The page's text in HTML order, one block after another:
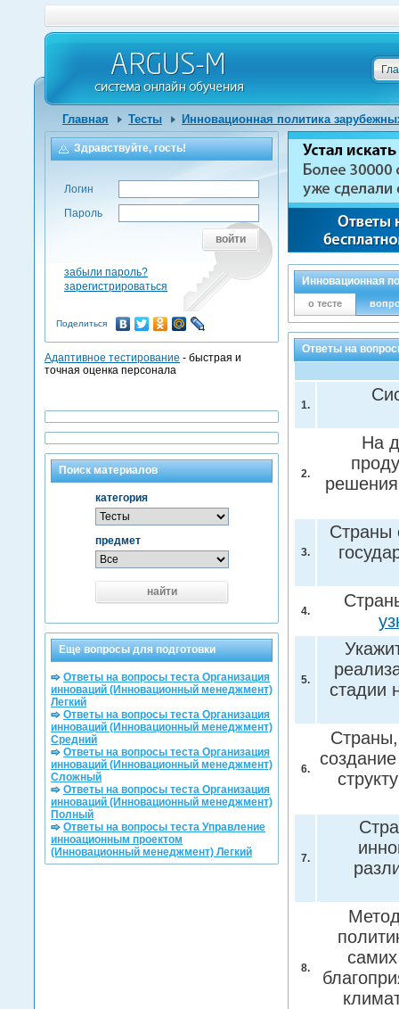
Главная Тесты Инновационная политика
Инновационная
о тесте
Ответы на
1.
2.
На
3.
Страны
4.
5.
стадии
6.
7.
8.
Здравствуйте, гость!
Логин
Пароль
войти
забыли пароль?
зарегистрироваться
Поделиться
Адаптивное тестирование - быстрая и
точная оценка персонала
Поиск материалов
категория
предмет
найти
Еще вопросы для подготовки
Ответы на вопросы теста Организация
инноваций (Инновационный менеджмент)
Легкий
Ответы на вопросы теста Организация
инноваций (Инновационный менеджмент)
Средний
Ответы на вопросы теста Организация
инноваций (Инновационный менеджмент)
Сложный
Ответы на вопросы теста Организация
инноваций (Инновационный менеджмент)
Полный
Ответы на вопросы теста Управление
инноационным проектом
(Инновационный менеджмент) Легкий